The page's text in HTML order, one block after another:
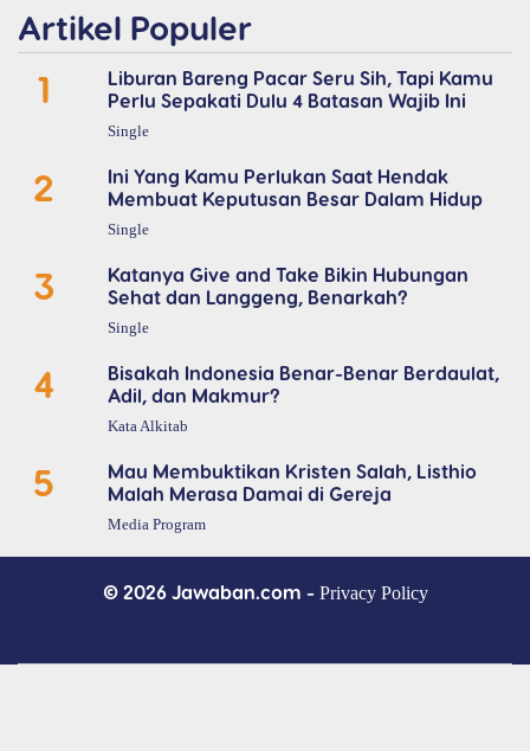
Artikel Populer
1
Liburan Bareng Pacar Seru Sih, Tapi Kamu
Perlu Sepakati Dulu 4 Batasan Wajib Ini
Single
2
Ini Yang Kamu Perlukan Saat Hendak
Membuat Keputusan Besar Dalam Hidup
Single
3
Katanya Give and Take Bikin Hubungan
Sehat dan Langgeng, Benarkah?
Single
4
Bisakah Indonesia Benar-Benar Berdaulat,
Adil, dan Makmur?
Kata Alkitab
5
Mau Membuktikan Kristen Salah, Listhio
Malah Merasa Damai di Gereja
Media Program
© 2026 Jawaban.com - Privacy Policy